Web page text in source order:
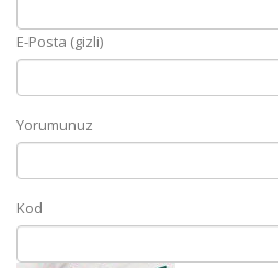
E-Posta (gizli)
Yorumunuz
Kod